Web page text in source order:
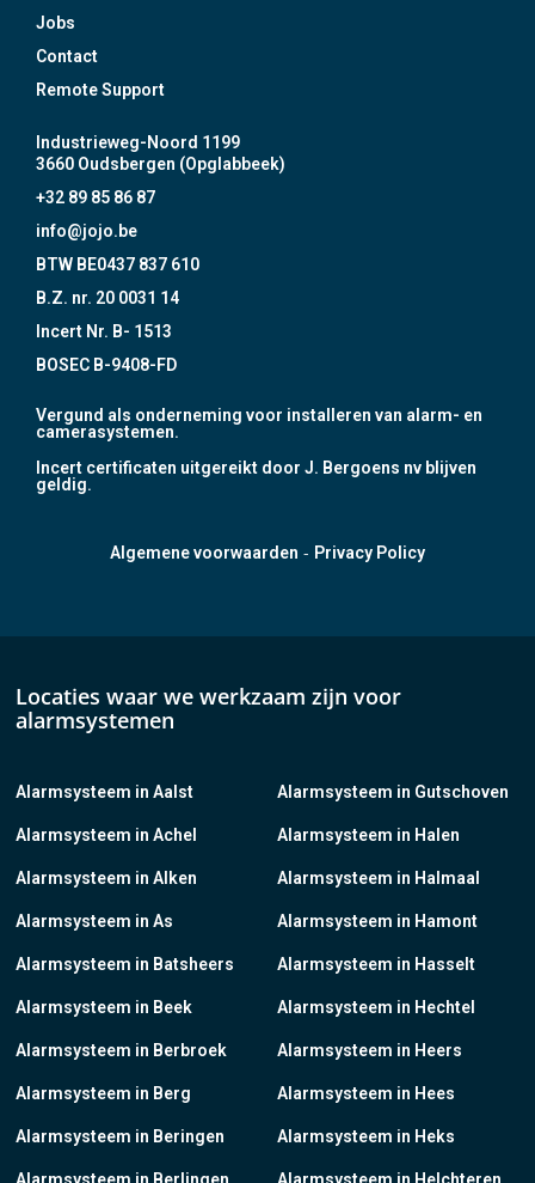
Jobs
Contact
Remote Support
Industrieweg-Noord 1199
3660 Oudsbergen (Opglabbeek)
+32 89 85 86 87
info@jojo.be
BTW BE0437 837 610
B.Z. nr. 20 0031 14
Incert Nr. B- 1513
BOSEC B-9408-FD
Vergund als onderneming voor installeren van alarm- en
camerasystemen.
Incert certificaten uitgereikt door J. Bergoens nv blijven
geldig.
Algemene voorwaarden - Privacy Policy
Locaties waar we werkzaam zijn voor
alarmsystemen
Alarmsysteem in Aalst
Alarmsysteem in Achel
Alarmsysteem in Alken
Alarmsysteem in As
Alarmsysteem in Batsheers
Alarmsysteem in Beek
Alarmsysteem in Berbroek
Alarmsysteem in Berg
Alarmsysteem in Beringen
Alarmsysteem in Gutschoven
Alarmsysteem in Halen
Alarmsysteem in Halmaal
Alarmsysteem in Hamont
Alarmsysteem in Hasselt
Alarmsysteem in Hechtel
Alarmsysteem in Heers
Alarmsysteem in Hees
Alarmsysteem in Heks